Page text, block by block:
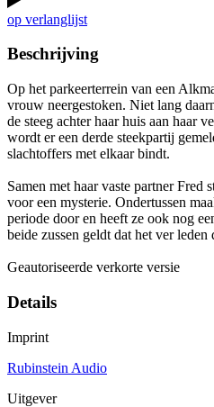
op verlanglijst
Beschrijving
Op het parkeerterrein van een
vrouw neergestoken. Niet lang
de steeg achter haar huis aan haar
wordt er een derde steekpartij
slachtoffers met elkaar bindt.
Samen met haar vaste partner Fred
voor een mysterie. Ondertussen
periode door en heeft ze ook nog
beide zussen geldt dat het ver
Geautoriseerde verkorte versie
Details
Imprint
Rubinstein Audio
Uitgever